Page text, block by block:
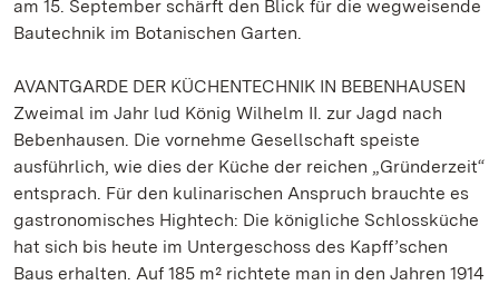
am 15. September schärft den Blick für die wegweisende
Bautechnik im Botanischen Garten.
AVANTGARDE DER KÜCHENTECHNIK IN BEBENHAUSEN
Zweimal im Jahr lud König Wilhelm II. zur Jagd nach
Bebenhausen. Die vornehme Gesellschaft speiste
ausführlich, wie dies der Küche der reichen „Gründerzeit“
entsprach. Für den kulinarischen Anspruch brauchte es
gastronomisches Hightech: Die königliche Schlossküche
hat sich bis heute im Untergeschoss des Kapff’schen
Baus erhalten. Auf 185 m² richtete man in den Jahren 1914